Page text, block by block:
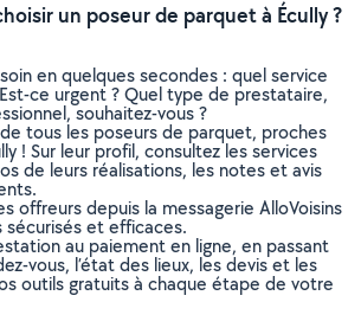
un poseur de parquet à Écully ?
en quelques secondes : quel service
ce urgent ? Quel type de prestataire,
souhaitez-vous ?
tous les poseurs de parquet, proches
! Sur leur profil, consultez les services
de leurs réalisations, les notes et avis
offreurs depuis la messagerie AlloVoisins
sécurisés et efficaces.
au paiement en ligne, en passant
vous, l’état des lieux, les devis et les
outils gratuits à chaque étape de votre